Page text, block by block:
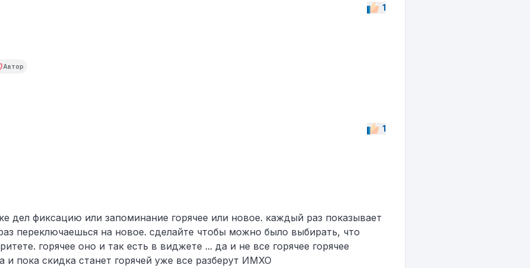
1
Автор
1
дел фиксацию или запоминание горячее или новое. каждый раз показывает
переключаешься на новое. сделайте чтобы можно было выбирать, что
горячее оно и так есть в виджете ... да и не все горячее горячее
и пока скидка станет горячей уже все разберут ИМХО